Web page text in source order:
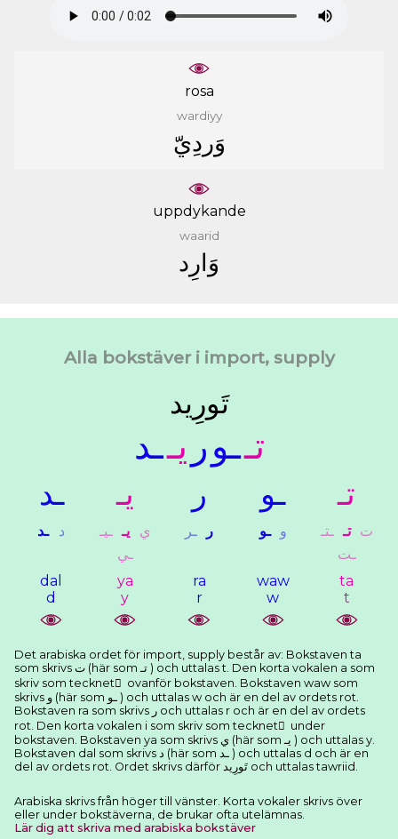
rosa
wardiyy
ﻭَﺭﺩِﻱّ
uppdykande
waarid
ﻭَﺍﺭِﺩ
Alla bokstäver i import, supply
ﺗَﻮﺭِﻳﺪ
ﺗــﻮﺭ ﻳــﺪ
ﺗـ ـﻮ ﺭ ﻳـ ـﺪ
ﺕ ﺗـ ـﺘـ
ـﺖ
ﻭ ـﻮ ﺭ ـﺮ ﻱ ﻳـ ـﻴـ
ـﻲ
ﺩ ـﺪ
ta
t
waw
w
ra
r
ya
y
dal
d
Det arabiska ordet för import, supply består av: Bokstaven ta
som skrivs ﺕ (här som ﺗـ ) och uttalas t. Den korta vokalen a som
skriv som tecknet َ ovanför bokstaven. Bokstaven waw som
skrivs ﻭ (här som ـﻮ ) och uttalas w och är en del av ordets rot.
Bokstaven ra som skrivs ﺭ och uttalas r och är en del av ordets
rot. Den korta vokalen i som skriv som tecknet ِ under
bokstaven. Bokstaven ya som skrivs ﻱ (här som ﻳـ ) och uttalas y.
Bokstaven dal som skrivs ﺩ (här som ـﺪ ) och uttalas d och är en
del av ordets rot. Ordet skrivs därför ﺗَﻮﺭِﻳﺪ och uttalas tawriid.
Arabiska skrivs från höger till vänster. Korta vokaler skrivs över
eller under bokstäverna, de brukar ofta utelämnas.
Lär dig att skriva med arabiska bokstäver